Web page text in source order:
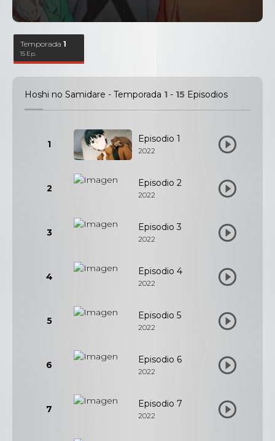
Temporada1
15 Ep.
Hoshi no Samidare - Temporada 1 - 15 Episodios
1 Episodio 1
2022
2 Episodio 2
2022
3 Episodio 3
2022
4 Episodio 4
2022
5 Episodio 5
2022
6 Episodio 6
2022
7 Episodio 7
2022